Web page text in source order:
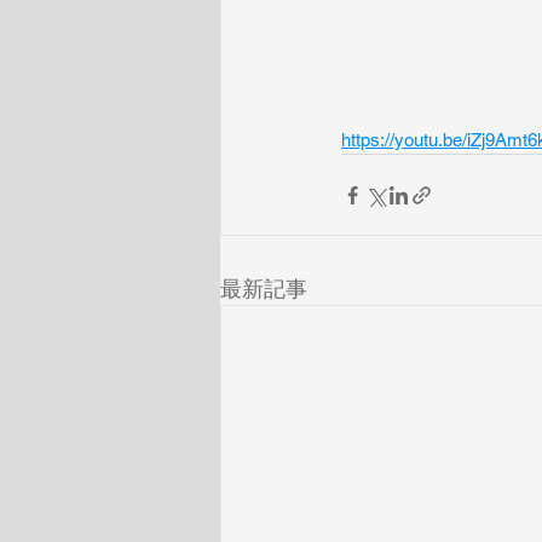
https://youtu.be/
最新記事